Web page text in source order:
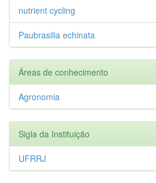
nutrient cycling
Paubrasilia echinata
Áreas de conhecimento
Agronomia
Sigla da Instituição
UFRRJ